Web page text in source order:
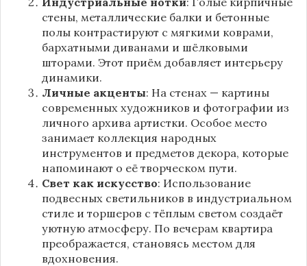
стены, металлические балки и бетонные
полы контрастируют с мягкими коврами,
бархатными диванами и шёлковыми
шторами. Этот приём добавляет интерьеру
динамики.
Личные акценты: На стенах — картины
современных художников и фотографии из
личного архива артистки. Особое место
занимает коллекция народных
инструментов и предметов декора, которые
напоминают о её творческом пути.
Свет как искусство: Использование
подвесных светильников в индустриальном
стиле и торшеров с тёплым светом создаёт
уютную атмосферу. По вечерам квартира
преображается, становясь местом для
вдохновения.